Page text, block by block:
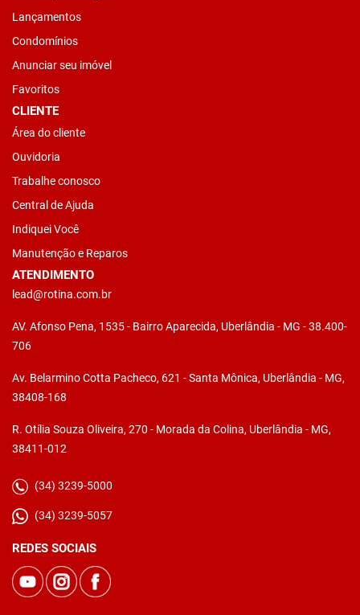
Lançamentos
Condomínios
Anunciar seu imóvel
Favoritos
CLIENTE
Área do cliente
Ouvidoria
Trabalhe conosco
Central de Ajuda
Indiquei Você
Manutenção e Reparos
ATENDIMENTO
lead@rotina.com.br
AV. Afonso Pena, 1535 - Bairro Aparecida, Uberlândia - MG - 38.400-
706
Av. Belarmino Cotta Pacheco, 621 - Santa Mônica, Uberlândia - MG,
38408-168
R. Otília Souza Oliveira, 270 - Morada da Colina, Uberlândia - MG,
38411-012
(34) 3239-5000
(34) 3239-5057
REDES SOCIAIS